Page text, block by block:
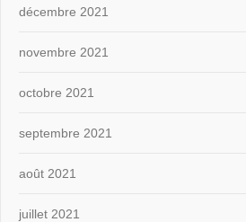
décembre 2021
novembre 2021
octobre 2021
septembre 2021
août 2021
juillet 2021